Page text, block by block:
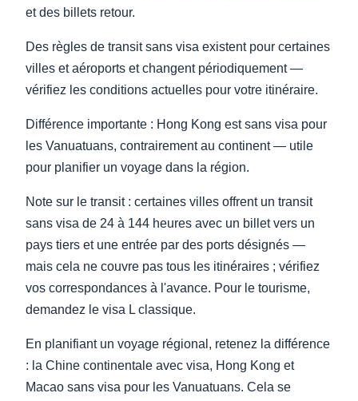
et des billets retour.
Des règles de transit sans visa existent pour certaines
villes et aéroports et changent périodiquement —
vérifiez les conditions actuelles pour votre itinéraire.
Différence importante : Hong Kong est sans visa pour
les Vanuatuans, contrairement au continent — utile
pour planifier un voyage dans la région.
Note sur le transit : certaines villes offrent un transit
sans visa de 24 à 144 heures avec un billet vers un
pays tiers et une entrée par des ports désignés —
mais cela ne couvre pas tous les itinéraires ; vérifiez
vos correspondances à l'avance. Pour le tourisme,
demandez le visa L classique.
En planifiant un voyage régional, retenez la différence
: la Chine continentale avec visa, Hong Kong et
Macao sans visa pour les Vanuatuans. Cela se